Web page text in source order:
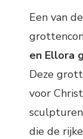
Een van
en Ellora
Deze
voor
die de